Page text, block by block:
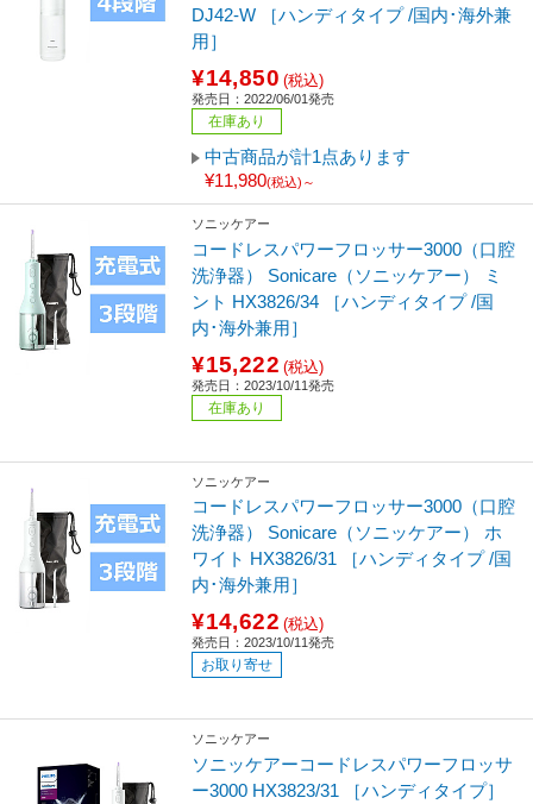
DJ42-W ［ハンディタイプ /国内･海外兼
用］
¥14,850 (税込)
発売日：2022/06/01発売
在庫あり
中古商品が計1点あります
¥11,980(税込)～
ソニッケアー
コードレスパワーフロッサー3000（口腔
洗浄器） Sonicare（ソニッケアー） ミ
ント HX3826/34 ［ハンディタイプ /国
内･海外兼用］
¥15,222 (税込)
発売日：2023/10/11発売
在庫あり
ソニッケアー
コードレスパワーフロッサー3000（口腔
洗浄器） Sonicare（ソニッケアー） ホ
ワイト HX3826/31 ［ハンディタイプ /国
内･海外兼用］
¥14,622 (税込)
発売日：2023/10/11発売
お取り寄せ
ソニッケアー
ソニッケアーコードレスパワーフロッサ
ー3000 HX3823/31 ［ハンディタイプ］